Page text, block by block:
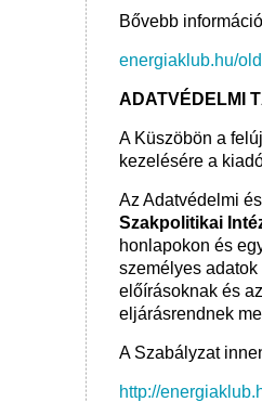
Bővebb
energiaklub.hu/
ADATVÉDELMI
A Küszöbön a
kezelésére a
Az Adatvédelmi
Szakpolitikai
honlapokon és
személyes
előírásoknak és
eljárásrendnek
A Szabályzat
http://